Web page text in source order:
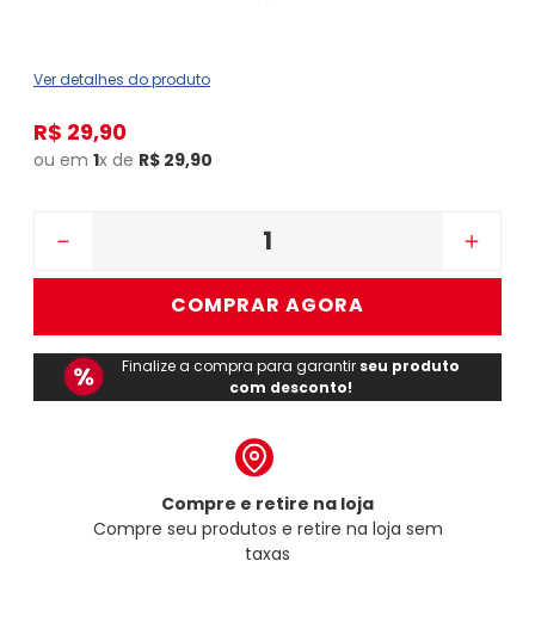
Ver detalhes do produto
R$ 29,90
ou em 1x de R$ 29,90
＋
－
COMPRAR AGORA
Finalize a compra para garantir seu produto
com desconto!
Compre e retire na loja
Compre seu produtos e retire na loja sem
taxas